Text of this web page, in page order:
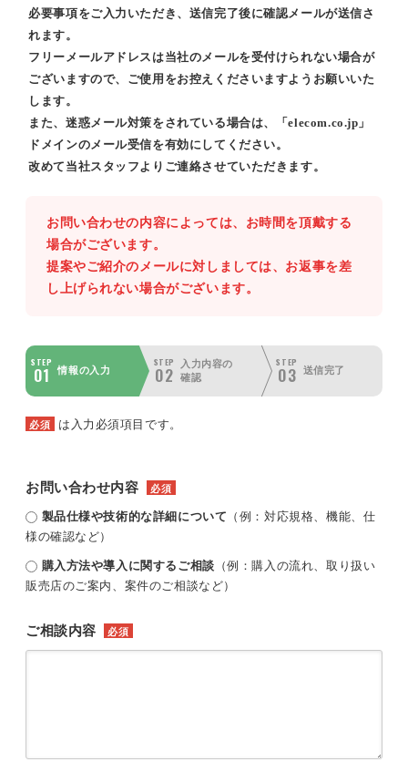
必要事項をご入力いただき、送信完了後に確認メールが送信さ
れます。
フリーメールアドレスは当社のメールを受付けられない場合が
ございますので、ご使用をお控えくださいますようお願いいた
します。
また、迷惑メール対策をされている場合は、「elecom.co.jp」
ドメインのメール受信を有効にしてください。
改めて当社スタッフよりご連絡させていただきます。
お問い合わせの内容によっては、お時間を頂戴する
場合がございます。
提案やご紹介のメールに対しましては、お返事を差
し上げられない場合がございます。
STEP
01 情報の入力
STEP
02
入力内容の
確認
STEP
03 送信完了
必須 は入力必須項目です。
お問い合わせ内容 必須
製品仕様や技術的な詳細について （例：対応規格、機能、仕
様の確認など）
購入方法や導入に関するご相談 （例：購入の流れ、取り扱い
販売店のご案内、案件のご相談など）
ご相談内容 必須